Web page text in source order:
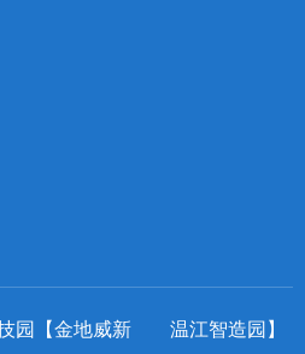
园【金地威新 温江智造园】